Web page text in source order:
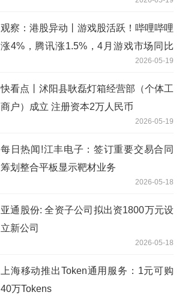
观察：港股异动丨游戏股活跃！哔哩哔哩
涨4%，腾讯涨1.5%，4月游戏市场同比
2026-05-19
快看点丨沭阳县耿磊灯箱经营部（个体工
商户）成立 注册资本2万人民币
2026-05-19
每日热闻!江丰电子：签订重要交易合同
筹划整合平板显示靶材业务
2026-05-18
亚通股份: 全资子公司拟出资1800万元设
立新公司
2026-05-18
上海移动推出Token通用服务：1元可购
40万Tokens